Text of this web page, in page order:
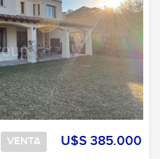
U$S 385.000
VENTA